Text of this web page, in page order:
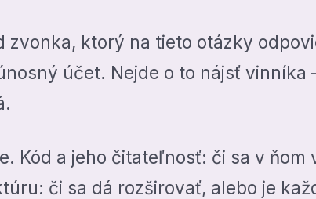
zvonka, ktorý na tieto otázky
účet. Nejde o to nájsť
Kód a jeho čitateľnosť: či sa v ňom
či sa dá rozširovať, alebo je